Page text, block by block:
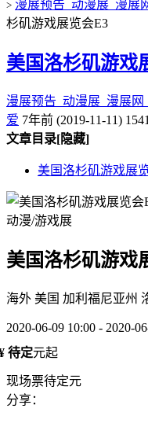
> 漫展预告_动漫展_漫展
杉矶游戏展览会E3
美国洛杉矶游戏
漫展预告_动漫展_漫展
爱 7年前 (2019-11-11)
文章目录[隐藏]
美国洛杉矶游戏展
动漫/游戏展
美国洛杉矶游戏
海外 美国 加利福尼亚州
2020-06-09 10:00 - 2020-
待定元起
现场票待定元
分享：